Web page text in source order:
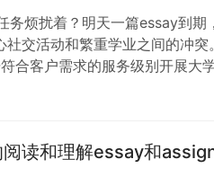
务烦扰着？明天一篇essay到
交活动和繁重学业之间的冲
合客户需求的服务级别开展大
中国香港、中国台湾等国家
读和理解essay和